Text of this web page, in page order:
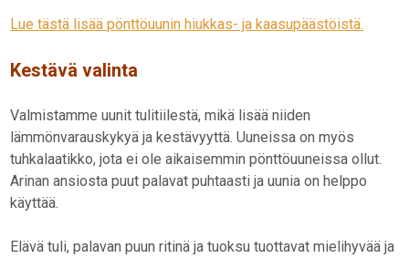
Lue tästä lisää pönttöuunin hiukkas- ja kaasupäästöistä.
Kestävä valinta
Valmistamme uunit tulitiilestä, mikä lisää niiden
lämmönvarauskykyä ja kestävyyttä. Uuneissa on myös
tuhkalaatikko, jota ei ole aikaisemmin pönttöuuneissa ollut.
Arinan ansiosta puut palavat puhtaasti ja uunia on helppo
käyttää.
Elävä tuli, palavan puun ritinä ja tuoksu tuottavat mielihyvää ja